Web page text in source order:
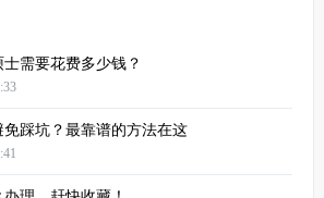
需要花费多少钱？
免踩坑？最靠谱的方法在这